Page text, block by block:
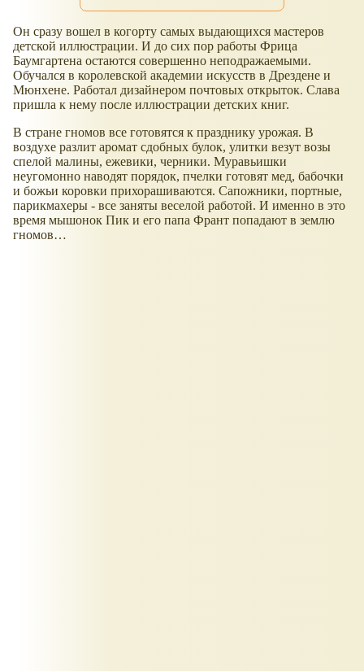
Он сразу вошел в когорту самых выдающихся мастеров
детской иллюстрации. И до сих пор работы Фрица
Баумгартена остаются совершенно неподражаемыми.
Обучался в королевской академии искусств в Дрездене и
Мюнхене. Работал дизайнером почтовых открыток. Слава
пришла к нему после иллюстрации детских книг.
В стране гномов все готовятся к празднику урожая. В
воздухе разлит аромат сдобных булок, улитки везут возы
спелой малины, ежевики, черники. Муравьишки
неугомонно наводят порядок, пчелки готовят мед, бабочки
и божьи коровки прихорашиваются. Сапожники, портные,
парикмахеры - все заняты веселой работой. И именно в это
время мышонок Пик и его папа Франт попадают в землю
гномов…